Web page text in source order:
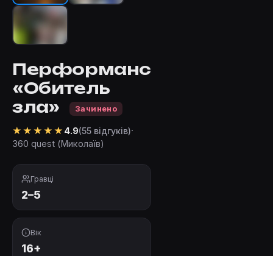
Перформанс
«Обитель
зла»
Зачинено
★ ★ ★ ★ ★ 4.9(55 відгуків)·
360 quest (Миколаїв)
Гравці
2–5
Вік
16+